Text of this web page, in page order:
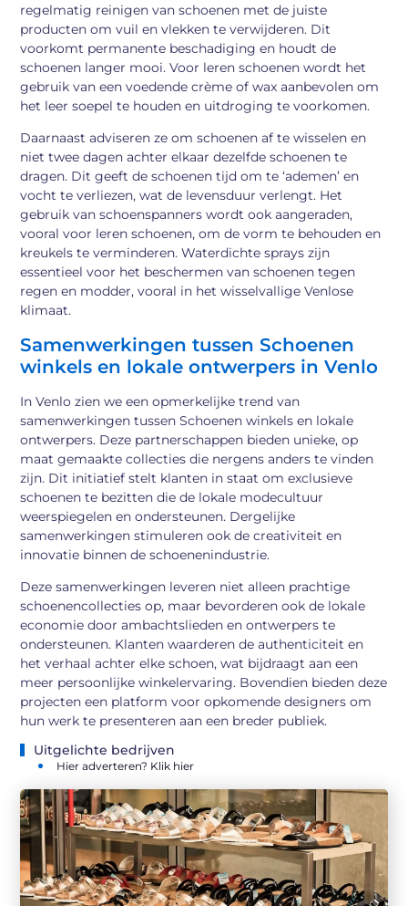
regelmatig reinigen van schoenen met de juiste
producten om vuil en vlekken te verwijderen. Dit
voorkomt permanente beschadiging en houdt de
schoenen langer mooi. Voor leren schoenen wordt het
gebruik van een voedende crème of wax aanbevolen om
het leer soepel te houden en uitdroging te voorkomen.
Daarnaast adviseren ze om schoenen af te wisselen en
niet twee dagen achter elkaar dezelfde schoenen te
dragen. Dit geeft de schoenen tijd om te ‘ademen’ en
vocht te verliezen, wat de levensduur verlengt. Het
gebruik van schoenspanners wordt ook aangeraden,
vooral voor leren schoenen, om de vorm te behouden en
kreukels te verminderen. Waterdichte sprays zijn
essentieel voor het beschermen van schoenen tegen
regen en modder, vooral in het wisselvallige Venlose
klimaat.
Samenwerkingen tussen Schoenen
winkels en lokale ontwerpers in Venlo
In Venlo zien we een opmerkelijke trend van
samenwerkingen tussen Schoenen winkels en lokale
ontwerpers. Deze partnerschappen bieden unieke, op
maat gemaakte collecties die nergens anders te vinden
zijn. Dit initiatief stelt klanten in staat om exclusieve
schoenen te bezitten die de lokale modecultuur
weerspiegelen en ondersteunen. Dergelijke
samenwerkingen stimuleren ook de creativiteit en
innovatie binnen de schoenenindustrie.
Deze samenwerkingen leveren niet alleen prachtige
schoenencollecties op, maar bevorderen ook de lokale
economie door ambachtslieden en ontwerpers te
ondersteunen. Klanten waarderen de authenticiteit en
het verhaal achter elke schoen, wat bijdraagt aan een
meer persoonlijke winkelervaring. Bovendien bieden deze
projecten een platform voor opkomende designers om
hun werk te presenteren aan een breder publiek.
Uitgelichte bedrijven
Hier adverteren? Klik hier